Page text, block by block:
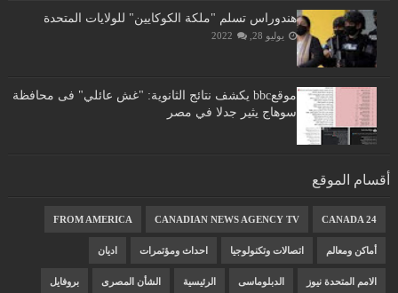
هندوراس تسلم "ملكة الكوكايين" للولايات المتحدة
يوليو 28, 2022
موقعbbc يكشف نتائج الثانوية: "غش عائلي" فى محافظة
سوهاج يثير جدلا في مصر
أقسام الموقع
CANADA 24
CANADIAN NEWS AGENCY TV
FROM AMERICA
أماكن ومعالم اتصالات وتكنولوجيا احداث ومؤتمرات اديان
الامم المتحدة نيوز الدبلوماسى الرئيسية الشأن المصرى بروفايل